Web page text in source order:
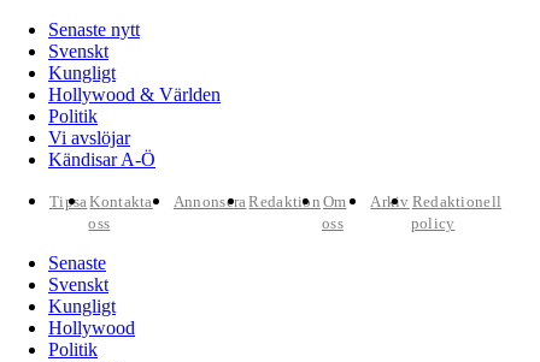
Senaste nytt
Svenskt
Kungligt
Hollywood & Världen
Politik
Vi avslöjar
Kändisar A-Ö
TipsaKontakta
oss
AnnonseraRedaktion Om
oss
Arkiv Redaktionell
policy
Senaste
Svenskt
Kungligt
Hollywood
Politik